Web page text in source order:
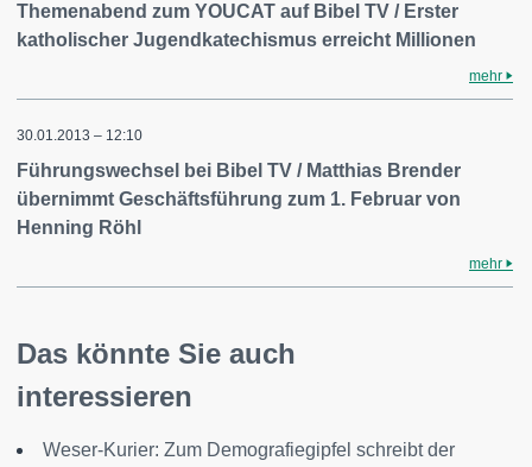
Themenabend zum YOUCAT auf Bibel TV / Erster
katholischer Jugendkatechismus erreicht Millionen
mehr
30.01.2013 – 12:10
Führungswechsel bei Bibel TV / Matthias Brender
übernimmt Geschäftsführung zum 1. Februar von
Henning Röhl
mehr
Das könnte Sie auch
interessieren
Weser-Kurier: Zum Demografiegipfel schreibt der